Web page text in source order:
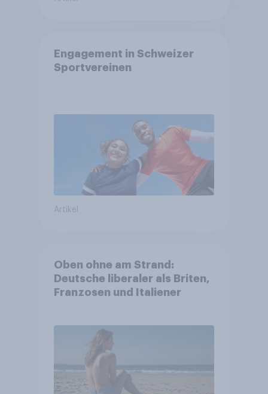
Engagement in Schweizer
Sportvereinen
Artikel
Oben ohne am Strand:
Deutsche liberaler als Briten,
Franzosen und Italiener